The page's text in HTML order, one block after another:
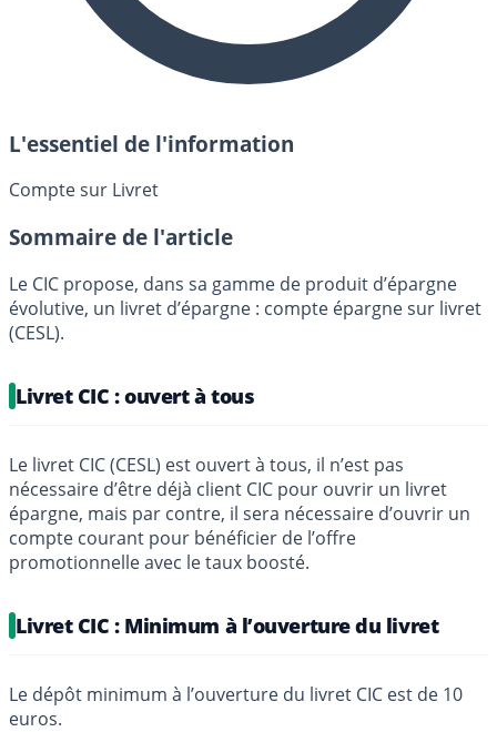
L'essentiel de l'information
Compte sur Livret
Sommaire de l'article
Le CIC propose, dans sa gamme de produit d’épargne
évolutive, un livret d’épargne : compte épargne sur livret
(CESL).
Livret CIC : ouvert à tous
Le livret CIC (CESL) est ouvert à tous, il n’est pas
nécessaire d’être déjà client CIC pour ouvrir un livret
épargne, mais par contre, il sera nécessaire d’ouvrir un
compte courant pour bénéficier de l’offre
promotionnelle avec le taux boosté.
Livret CIC : Minimum à l’ouverture du livret
Le dépôt minimum à l’ouverture du livret CIC est de 10
euros.